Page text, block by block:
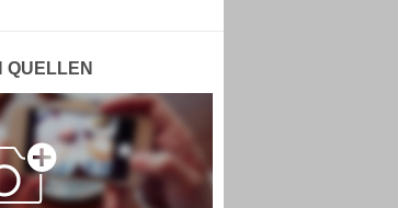
QUELLEN